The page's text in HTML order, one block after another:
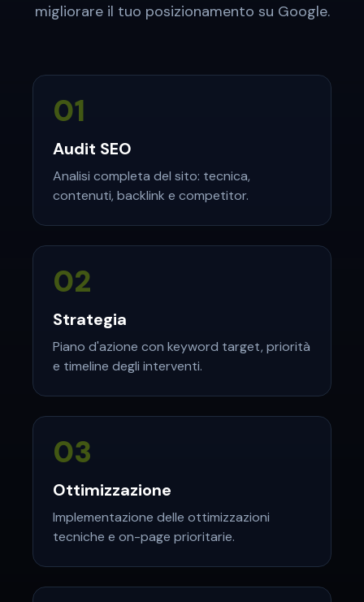
migliorare il tuo posizionamento su Google.
01
Audit SEO
Analisi completa del sito: tecnica,
contenuti, backlink e competitor.
02
Strategia
Piano d'azione con keyword target, priorità
e timeline degli interventi.
03
Ottimizzazione
Implementazione delle ottimizzazioni
tecniche e on-page prioritarie.